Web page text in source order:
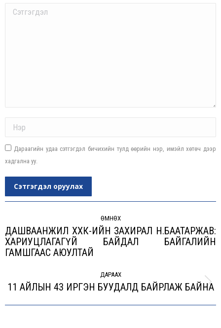
Comment
Дараагийн удаа сэтгэгдэл бичихийн тулд өөрийн нэр, имэйл хөтөч дээр
хадгална уу.
Сэтгэгдэл оруулах
ӨМНӨХ
Previous
ДАШВААНЖИЛ ХХК-ИЙН ЗАХИРАЛ Н.БААТАРЖАВ:
ХАРИУЦЛАГАГҮЙ БАЙДАЛ БАЙГАЛИЙН
ГАМШГААС АЮУЛТАЙ
ДАРААХ
Next
11 АЙЛЫН 43 ИРГЭН БУУДАЛД БАЙРЛАЖ БАЙНА